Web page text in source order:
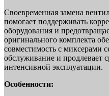
Своевременная замена
помогает поддерживать
оборудования и
оригинального комплекта
совместимость с миксерами
обслуживание и продлевает
интенсивной эксплуатации.
Особенности: